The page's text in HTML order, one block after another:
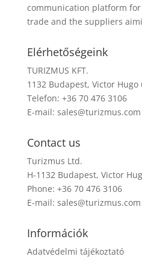
communication platform
trade and the suppliers
Elérhetőségeink
TURIZMUS KFT.
1132 Budapest, Victor Hugo
Telefon: +36 70 476 3106
E-mail: sales@turizmus.com
Contact us
Turizmus Ltd.
H-1132 Budapest, Victor
Phone: +36 70 476 3106
E-mail: sales@turizmus.com
Információk
Adatvédelmi tájékoztató